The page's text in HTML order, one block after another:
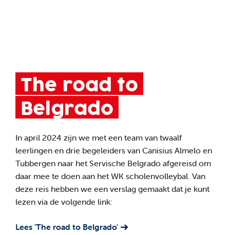
The road to
Belgrado
In april 2024 zijn we met een team van twaalf
leerlingen en drie begeleiders van Canisius Almelo en
Tubbergen naar het Servische Belgrado afgereisd om
daar mee te doen aan het WK scholenvolleybal. Van
deze reis hebben we een verslag gemaakt dat je kunt
lezen via de volgende link:
Lees 'The road to Belgrado'